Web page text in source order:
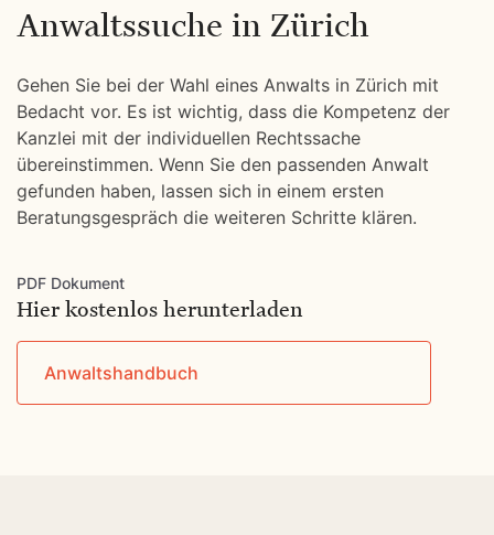
Anwaltssuche in Zürich
Gehen Sie bei der Wahl eines Anwalts in Zürich mit
Bedacht vor. Es ist wichtig, dass die Kompetenz der
Kanzlei mit der individuellen Rechtssache
übereinstimmen. Wenn Sie den passenden Anwalt
gefunden haben, lassen sich in einem ersten
Beratungsgespräch die weiteren Schritte klären.
PDF Dokument
Hier kostenlos herunterladen
Anwaltshandbuch